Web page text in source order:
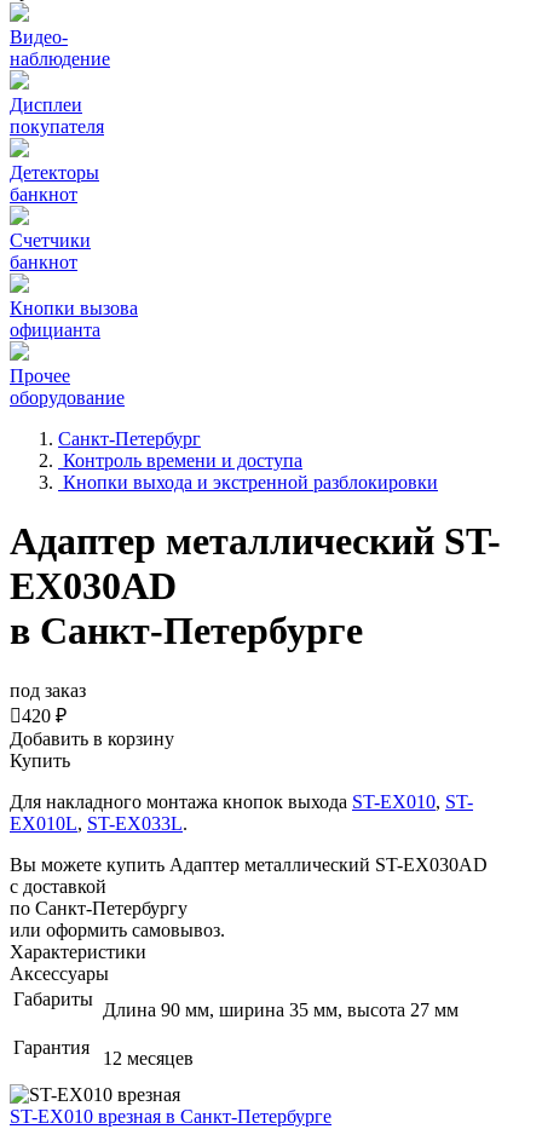
Видео‑
наблюдение
Дисплеи
покупателя
Детекторы
банкнот
Счетчики
банкнот
Кнопки вызова
официанта
Прочее
оборудование
Санкт-Петербург
Контроль времени и доступа
Кнопки выхода и экстренной разблокировки
Адаптер металлический ST-
EX030AD
в Санкт-Петербурге
под заказ
420 ₽
Добавить в корзину
Купить
Для накладного монтажа кнопок выхода ST-EX010, ST-
EX010L, ST-EX033L.
Вы можете купить Адаптер металлический ST-EX030AD
с доставкой
по Санкт-Петербургу
или оформить самовывоз.
Характеристики
Аксессуары
Габариты
Длина 90 мм, ширина 35 мм, высота 27 мм
Гарантия
12 месяцев
ST-EX010 врезная в Санкт-Петербурге